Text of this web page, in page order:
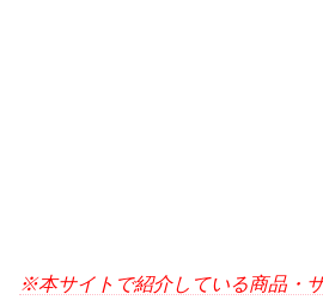
※本サイトで紹介している商品・